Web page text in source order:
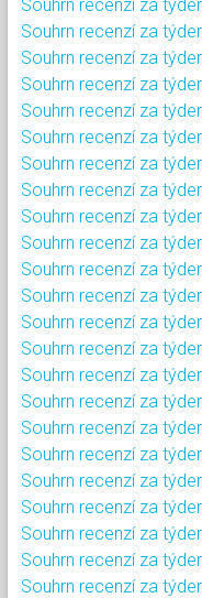
Souhrn recenzí za
Souhrn recenzí za
Souhrn recenzí za
Souhrn recenzí za
Souhrn recenzí za
Souhrn recenzí za
Souhrn recenzí za
Souhrn recenzí za
Souhrn recenzí za
Souhrn recenzí za
Souhrn recenzí za
Souhrn recenzí za
Souhrn recenzí za
Souhrn recenzí za
Souhrn recenzí za
Souhrn recenzí za
Souhrn recenzí za
Souhrn recenzí za
Souhrn recenzí za
Souhrn recenzí za
Souhrn recenzí za
Souhrn recenzí za
Souhrn recenzí za